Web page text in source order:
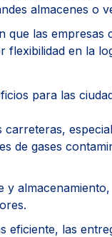
almacenes o
que las
flexibilidad en la
para las
de gases
eficiente, las